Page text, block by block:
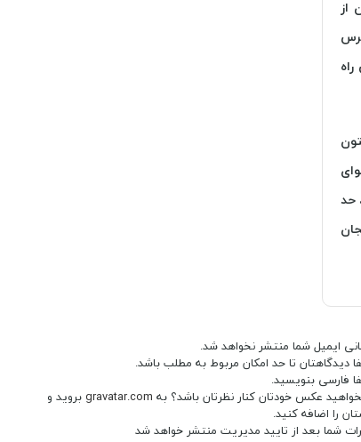
از
حد
ایمیل شما منتشر نخواهد شد.
دیدگاهتان تا حد امکان مربوط به مطلب باشد.
فارسی بنویسید.
عکس خودتان کنار نظرتان باشد؟ به gravatar.com بروید و
را اضافه کنید.
شما بعد از تایید مدیریت منتشر خواهد شد